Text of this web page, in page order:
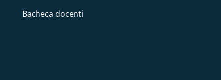
Bacheca docenti